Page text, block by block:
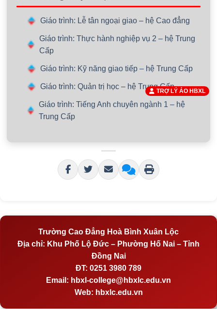
Giáo trình: Lễ tân ngoại giao – hệ Cao đẳng
Giáo trình: Thực hành nghiệp vụ 2 – hệ Trung
Cấp
Giáo trình: Kỹ năng giao tiếp – hệ Trung Cấp
Giáo trình: Quản trị học – hệ Trung Cấp
Giáo trình: Tiếng Anh chuyên ngành 1 – hệ
Trung Cấp
Trường Cao Đẳng Hoà Bình Xuân Lộc
Địa chỉ: Khu Phố Lộ Đức – Phường Hố Nai – Tỉnh
Đồng Nai
ĐT: 0251 3980 789
Email: hbxl-college@hbxlc.edu.vn
Web: hbxlc.edu.vn
TRỢ LÝ ẢO HBXL